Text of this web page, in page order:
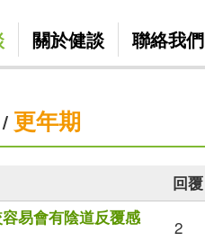
關於健談 聯絡我們
更年期
回覆
易會有陰道反覆感
2